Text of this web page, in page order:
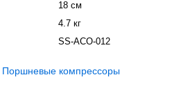
18 см
4.7 кг
SS-ACO-012
Поршневые компрессоры